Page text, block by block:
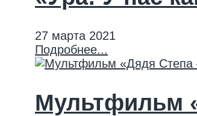
27 марта 2021
Подробнее...
Мультфильм